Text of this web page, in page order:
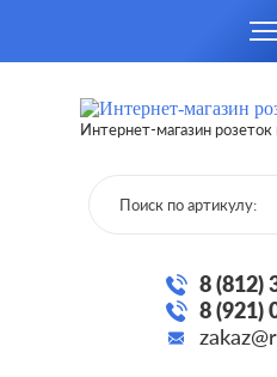
Интернет-магазин
8 (812)
8 (921)